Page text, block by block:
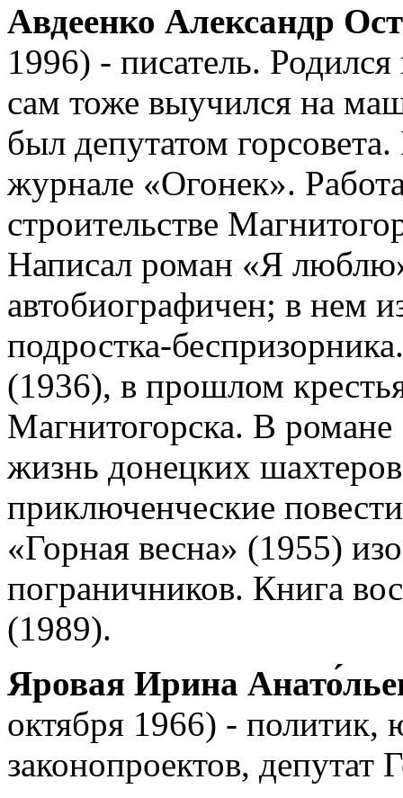
Авдеенко Александр
1996) - писатель.
сам тоже выучился на
был депутатом
журнале «Огонек».
строительстве
Написал роман «Я
автобиографичен; в нем
подростка-
(1936), в прошлом
Магнитогорска. В
жизнь донецких
приключенческие
«Горная весна» (1955)
пограничников. Книга
(1989).
Яровая Ирина
октября 1966) - политик,
законопроектов,